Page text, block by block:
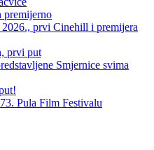
premijerno
prvi Cinehill i premijera
prvi put
Smjernice svima
Pula Film Festivalu